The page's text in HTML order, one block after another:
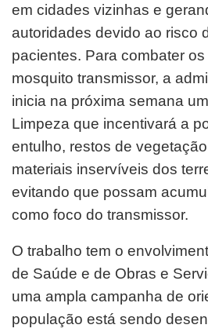
em cidades vizinhas e
autoridades devido ao risco
pacientes. Para combater
mosquito transmissor, a
inicia na próxima semana
Limpeza que incentivará a
entulho, restos de
materiais inservíveis dos
evitando que possam
como foco do transmissor.
O trabalho tem o
de Saúde e de Obras e
uma ampla campanha de
população está sendo